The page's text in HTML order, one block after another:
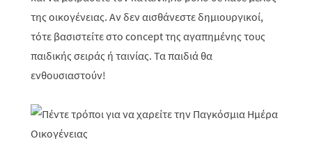
της οικογένειας. Αν δεν αισθάνεστε δημιουργικοί,
τότε βασιστείτε στο concept της αγαπημένης τους
παιδικής σειράς ή ταινίας. Τα παιδιά θα
ενθουσιαστούν!